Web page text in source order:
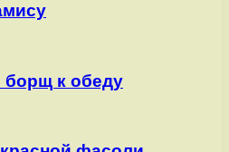
к обеду